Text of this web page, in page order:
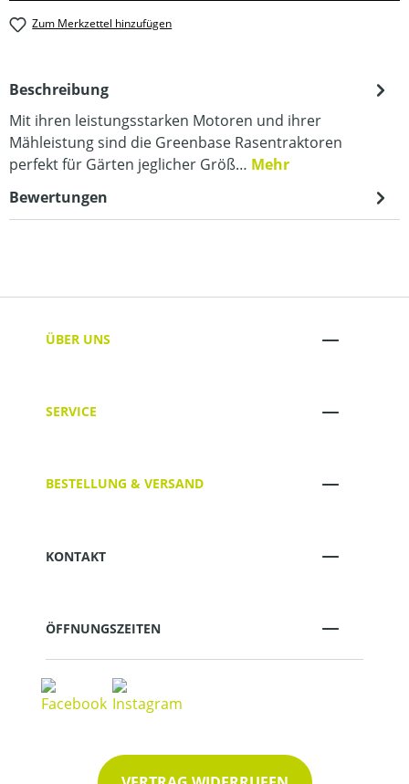
Zum Merkzettel hinzufügen
Beschreibung
Mit ihren leistungsstarken Motoren und ihrer
Mähleistung sind die Greenbase Rasentraktoren
perfekt für Gärten jeglicher Größ… Mehr
Bewertungen
ÜBER UNS
SERVICE
BESTELLUNG & VERSAND
KONTAKT
ÖFFNUNGSZEITEN